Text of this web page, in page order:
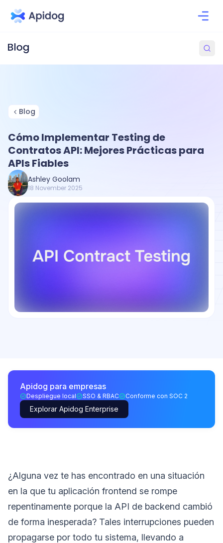
Blog
Cómo Implementar Testing de
Contratos API: Mejores Prácticas para
APIs Fiables
Ashley Goolam
18 November 2025
Apidog para empresas
Despliegue local SSO & RBAC Conforme con SOC 2
Explorar Apidog Enterprise
¿Alguna vez te has encontrado en una situación
en la que tu aplicación frontend se rompe
repentinamente porque la API de backend cambió
de forma inesperada? Tales interrupciones pueden
propagarse por todo tu sistema, llevando a